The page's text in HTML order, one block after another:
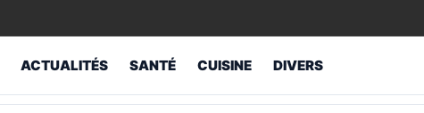
ACTUALITÉS SANTÉ CUISINE DIVERS